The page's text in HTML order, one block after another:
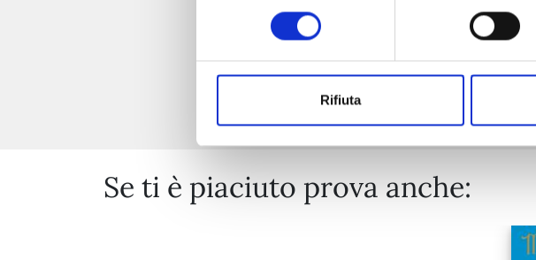
Rifiuta
Se ti è piaciuto prova anche: